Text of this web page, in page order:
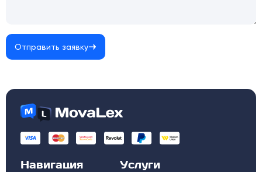
Отправить заявку
Навигация Услуги